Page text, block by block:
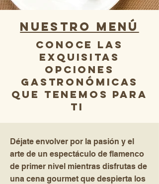
nuestro menú
conoce las
exquisitas
opciones
gastronómicas
que tenemos para
ti
Déjate envolver por la pasión y el
arte de un espectáculo de flamenco
de primer nivel mientras disfrutas de
una cena gourmet que despierta los